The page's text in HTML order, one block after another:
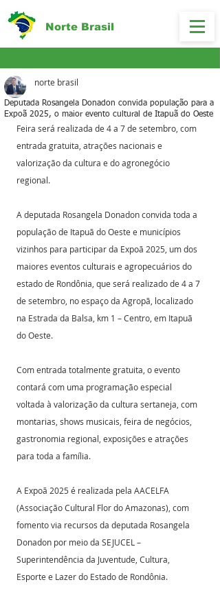
Norte Brasil
Deputada Rosangela Donadon convida população para a
Expoã 2025, o maior evento cultural de Itapuã do Oeste
norte brasil
Feira será realizada de 4 a 7 de setembro, com
entrada gratuita, atrações nacionais e
valorização da cultura e do agronegócio
regional.
A deputada Rosangela Donadon convida toda a
população de Itapuã do Oeste e municípios
vizinhos para participar da Expoã 2025, um dos
maiores eventos culturais e agropecuários do
estado de Rondônia, que será realizado de 4 a 7
de setembro, no espaço da Agropã, localizado
na Estrada da Balsa, km 1 – Centro, em Itapuã
do Oeste.
Com entrada totalmente gratuita, o evento
contará com uma programação especial
voltada à valorização da cultura sertaneja, com
montarias, shows musicais, feira de negócios,
gastronomia regional, exposições e atrações
para toda a família.
A Expoã 2025 é realizada pela AACELFA
(Associação Cultural Flor do Amazonas), com
fomento via recursos da deputada Rosangela
Donadon por meio da SEJUCEL –
Superintendência da Juventude, Cultura,
Esporte e Lazer do Estado de Rondônia.